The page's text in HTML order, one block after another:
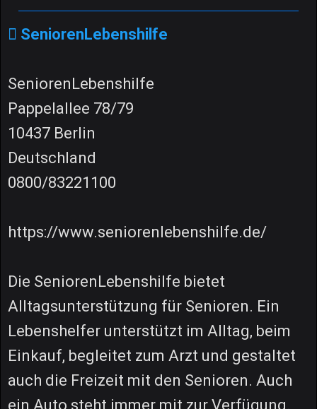
SeniorenLebenshilfe
SeniorenLebenshilfe
Pappelallee 78/79
10437 Berlin
Deutschland
0800/83221100
https://www.seniorenlebenshilfe.de/
Die SeniorenLebenshilfe bietet
Alltagsunterstützung für Senioren. Ein
Lebenshelfer unterstützt im Alltag, beim
Einkauf, begleitet zum Arzt und gestaltet
auch die Freizeit mit den Senioren. Auch
ein Auto steht immer mit zur Verfügung.